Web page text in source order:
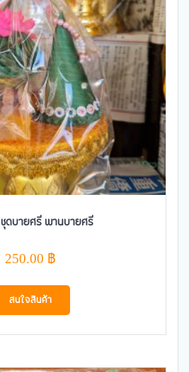
ดบายศรี พานบายศรี
250.00฿
สนใจสินค้า